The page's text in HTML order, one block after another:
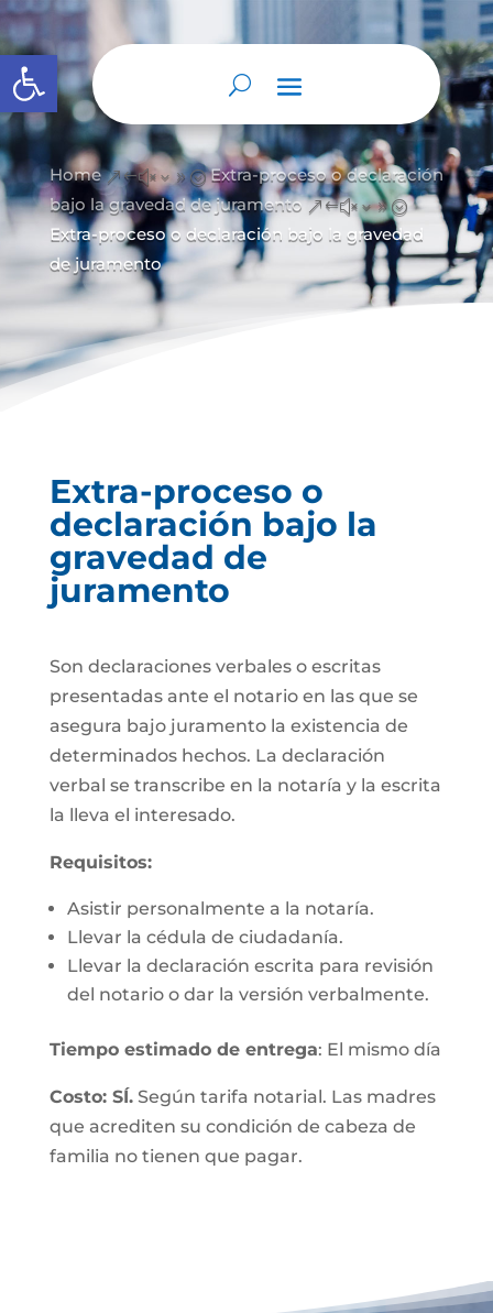
Abrir barra de herramientas
Home &#x39; Extra-proceso o declaración
bajo la gravedad de juramento &#x39;
Extra-proceso o declaración bajo la gravedad
de juramento
Extra-proceso o
declaración bajo la
gravedad de
juramento
Son declaraciones verbales o escritas
presentadas ante el notario en las que se
asegura bajo juramento la existencia de
determinados hechos. La declaración
verbal se transcribe en la notaría y la escrita
la lleva el interesado.
Requisitos:
Asistir personalmente a la notaría.
Llevar la cédula de ciudadanía.
Llevar la declaración escrita para revisión
del notario o dar la versión verbalmente.
Tiempo estimado de entrega: El mismo día
Costo: SÍ.Según tarifa notarial. Las madres
que acrediten su condición de cabeza de
familia no tienen que pagar.